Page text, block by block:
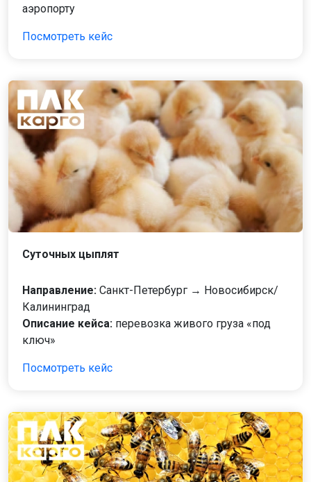
аэропорту
Посмотреть кейс
Суточных цыплят
Направление: Санкт-Петербург → Новосибирск/
Калининград
Описание кейса: перевозка живого груза «под
ключ»
Посмотреть кейс